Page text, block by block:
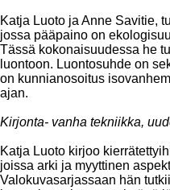
Katja Luoto ja Anne Savitie,
jossa pääpaino on
Tässä kokonaisuudessa he
luontoon. Luontosuhde on
on kunnianosoitus
ajan.
Kirjonta- vanha tekniikka,
Katja Luoto kirjoo
joissa arki ja myyttinen
Valokuvasarjassaan hän